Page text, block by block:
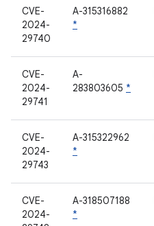
CVE-
2024-
29740
A-315316882
*
CVE-
2024-
29741
A-
283803605 *
CVE-
2024-
29743
A-315322962
*
CVE-
2024-
A-318507188
*